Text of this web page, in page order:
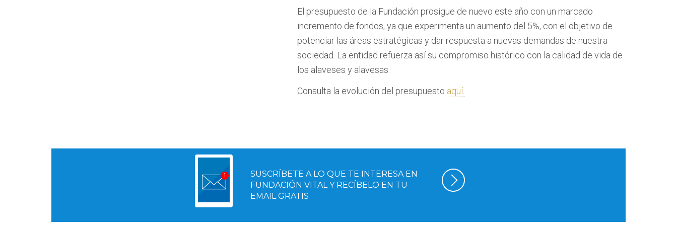
El presupuesto de la Fundación prosigue de nuevo este año con un marcado
incremento de fondos, ya que experimenta un aumento del 5%, con el objetivo de
potenciar las áreas estratégicas y dar respuesta a nuevas demandas de nuestra
sociedad. La entidad refuerza así su compromiso histórico con la calidad de vida de
los alaveses y alavesas.
Consulta la evolución del presupuesto aquí.
SUSCRÍBETE A LO QUE TE INTERESA EN
FUNDACIÓN VITAL Y RECÍBELO EN TU
EMAIL GRATIS